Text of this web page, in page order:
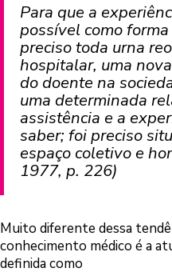
Para que a
possível como
preciso toda urna
hospitalar, uma
do doente na
uma determinada
assistência e a
saber; foi preciso
espaço coletivo e
1977, p. 226)
Muito diferente dessa
conhecimento médico é a
definida como